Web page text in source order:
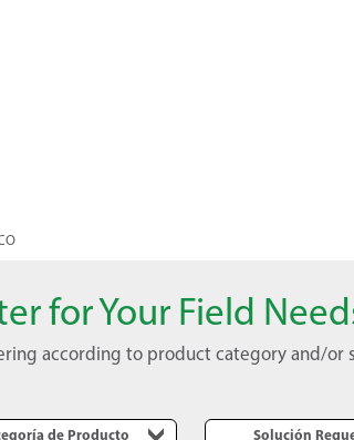
for Your Field
according to product category and/or
de Producto Solución